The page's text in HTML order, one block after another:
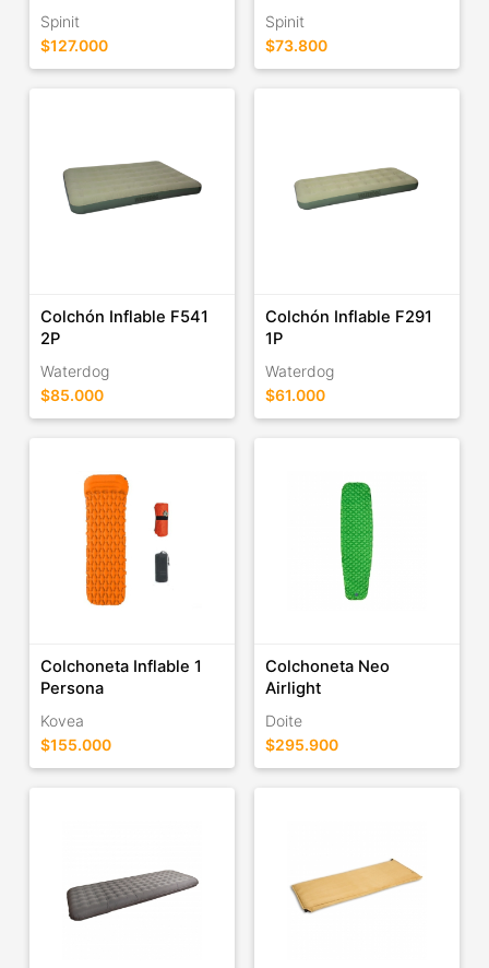
Spinit
$127.000
Spinit
$73.800
Colchón Inflable F541
2P
Waterdog
$85.000
Colchón Inflable F291
1P
Waterdog
$61.000
Colchoneta Inflable 1
Persona
Kovea
$155.000
Colchoneta Neo
Airlight
Doite
$295.900